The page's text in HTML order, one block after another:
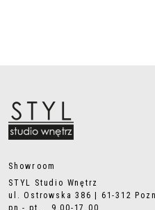
Showroom
STYL Studio Wnętrz
ul. Ostrowska 386 | 61-312
pn.- pt. 9.00-17.00